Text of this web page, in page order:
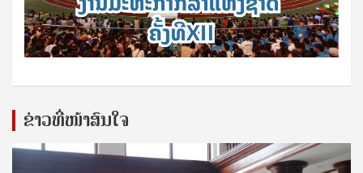
ຂ່າວທີ່ໜ້າສົນໃຈ